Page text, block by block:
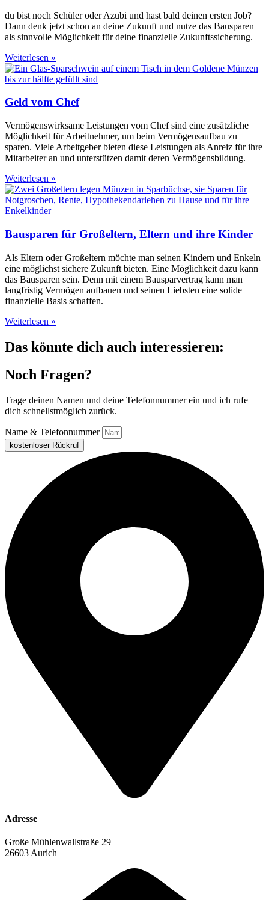
du bist noch Schüler oder Azubi und hast bald deinen ersten Job?
Dann denk jetzt schon an deine Zukunft und nutze das Bausparen
als sinnvolle Möglichkeit für deine finanzielle Zukunftssicherung.
Weiterlesen »
Geld vom Chef
Vermögenswirksame Leistungen vom Chef sind eine zusätzliche
Möglichkeit für Arbeitnehmer, um beim Vermögensaufbau zu
sparen. Viele Arbeitgeber bieten diese Leistungen als Anreiz für ihre
Mitarbeiter an und unterstützen damit deren Vermögensbildung.
Weiterlesen »
Bausparen für Großeltern, Eltern und ihre Kinder
Als Eltern oder Großeltern möchte man seinen Kindern und Enkeln
eine möglichst sichere Zukunft bieten. Eine Möglichkeit dazu kann
das Bausparen sein. Denn mit einem Bausparvertrag kann man
langfristig Vermögen aufbauen und seinen Liebsten eine solide
finanzielle Basis schaffen.
Weiterlesen »
Das könnte dich auch interessieren:
Noch Fragen?
Trage deinen Namen und deine Telefonnummer ein und ich rufe
dich schnellstmöglich zurück.
Name & Telefonnummer
kostenloser Rückruf
Adresse
Große Mühlenwallstraße 29
26603 Aurich